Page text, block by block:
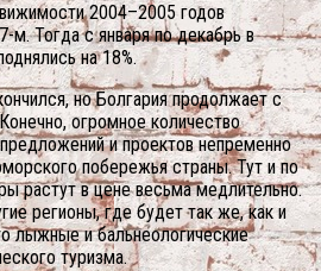
2004–2005 годов
м. Тогда с января по декабрь в
на 18%.
но Болгария продолжает с
огромное количество
и проектов непременно
побережья страны. Тут и по
растут в цене весьма медлительно.
регионы, где будет так же, как и
лыжные и бальнеологические
туризма.